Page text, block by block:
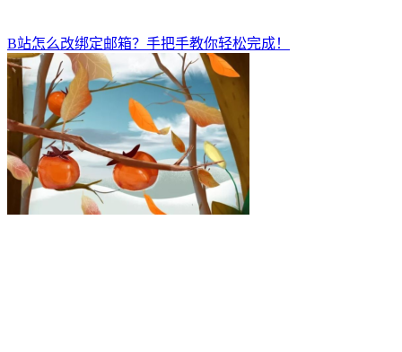
B站怎么改绑定邮箱？手把手教你轻松完成！